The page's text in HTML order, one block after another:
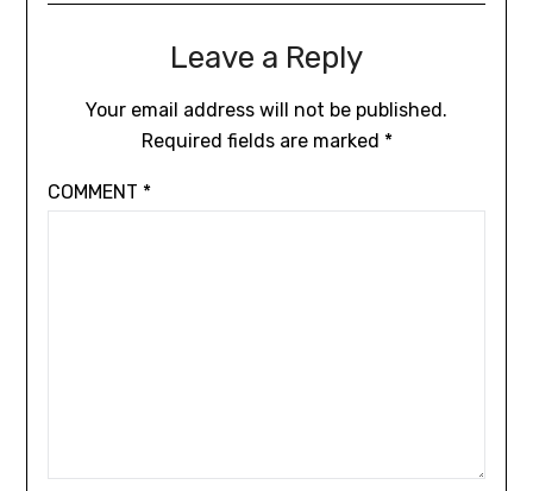
Leave a Reply
Your email address will not be published.
Required fields are marked *
COMMENT *